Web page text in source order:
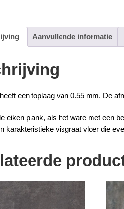
Aanvullende informatie
een toplaag van 0.55 mm. De
eiken plank, als het ware met een
karakteristieke visgraat vloer die